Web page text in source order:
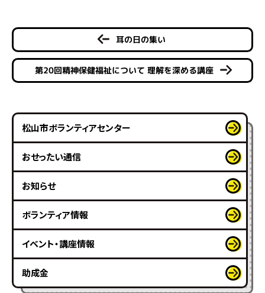
耳の日の集い
第20回精神保健福祉について 理解を深める講座
松山市ボランティアセンター
おせったい通信
お知らせ
ボランティア情報
イベント・講座情報
助成金